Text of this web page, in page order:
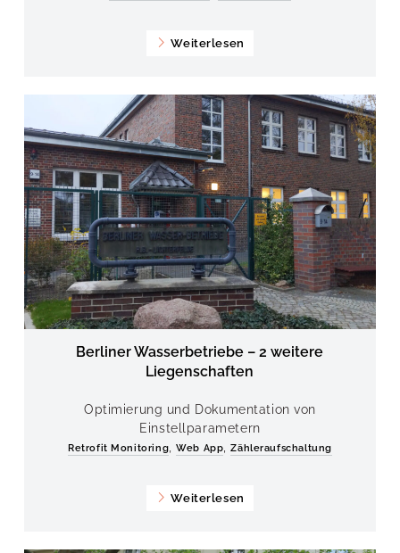
Weiterlesen
Berliner Wasserbetriebe – 2 weitere
Liegenschaften
Optimierung und Dokumentation von
Einstellparametern
Retrofit Monitoring ,Web App ,Zähleraufschaltung
Weiterlesen